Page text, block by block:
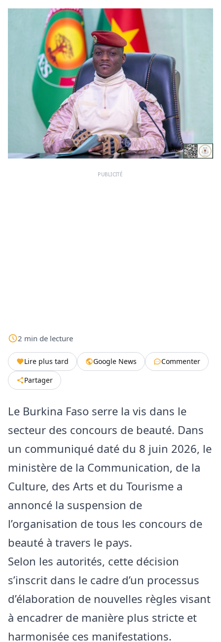
PUBLICITÉ
2 min de lecture
Lire plus tard Google News
Commenter
Partager
Le Burkina Faso serre la vis dans le
secteur des concours de beauté. Dans
un communiqué daté du 8 juin 2026, le
ministère de la Communication, de la
Culture, des Arts et du Tourisme a
annoncé la suspension de
l’organisation de tous les concours de
beauté à travers le pays.
Selon les autorités, cette décision
s’inscrit dans le cadre d’un processus
d’élaboration de nouvelles règles visant
à encadrer de manière plus stricte et
harmonisée ces manifestations.